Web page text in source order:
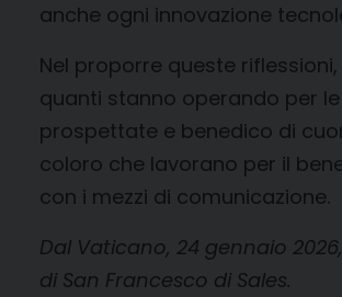
anche ogni innovazione
Nel proporre queste
quanti stanno operando per
prospettate e benedico di
coloro che lavorano per il
con i mezzi di comunicazione.
Dal Vaticano, 24 gennaio
di San Francesco di Sales.